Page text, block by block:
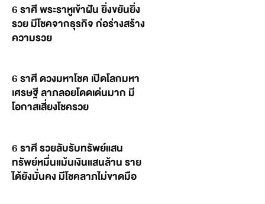
6 ราศี พระราหูเข้าฝัน ยิ่งขยันยิ่ง
รวย มีโชคจากธุรกิจ ก่อร่างสร้าง
ความรวย
6 ราศี ดวงมหาโชค เปิดโลกมหา
เศรษฐี ลาภลอยโดดเด่นมาก มี
โอกาสเสี่ยงโชครวย
6 ราศี รวยลับรับทรัพย์แสน
ทรัพย์หมื่นแม้นเงินแสนล้าน ราย
ได้ยังมั่นคง มีโชคลาภไม่ขาดมือ